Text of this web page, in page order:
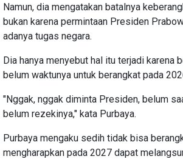
Namun, dia mengatakan batalnya
bukan karena permintaan Presiden
adanya tugas negara.
Dia hanya menyebut hal itu terjadi karena
belum waktunya untuk berangkat pada
"Nggak, nggak diminta Presiden, belum
belum rezekinya," kata Purbaya.
Purbaya mengaku sedih tidak bisa
mengharapkan pada 2027 dapat